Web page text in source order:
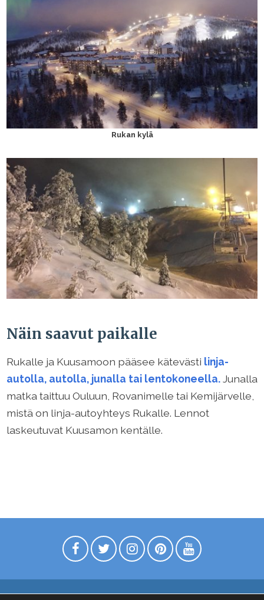
Rukan kylä
Näin saavut paikalle
Rukalle ja Kuusamoon pääsee kätevästi linja-
autolla, autolla, junalla tai lentokoneella.Junalla
matka taittuu Ouluun, Rovanimelle tai Kemijärvelle,
mistä on linja-autoyhteys Rukalle. Lennot
laskeutuvat Kuusamon kentälle.